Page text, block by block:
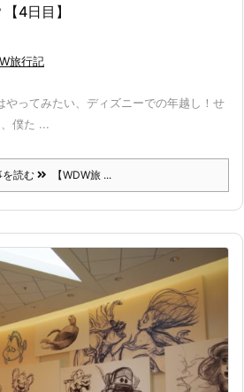
4日目】
旅行記
やってみたい、ディズニーでの年越し！ せ
僕た ...
を読む 【WDW旅 ...